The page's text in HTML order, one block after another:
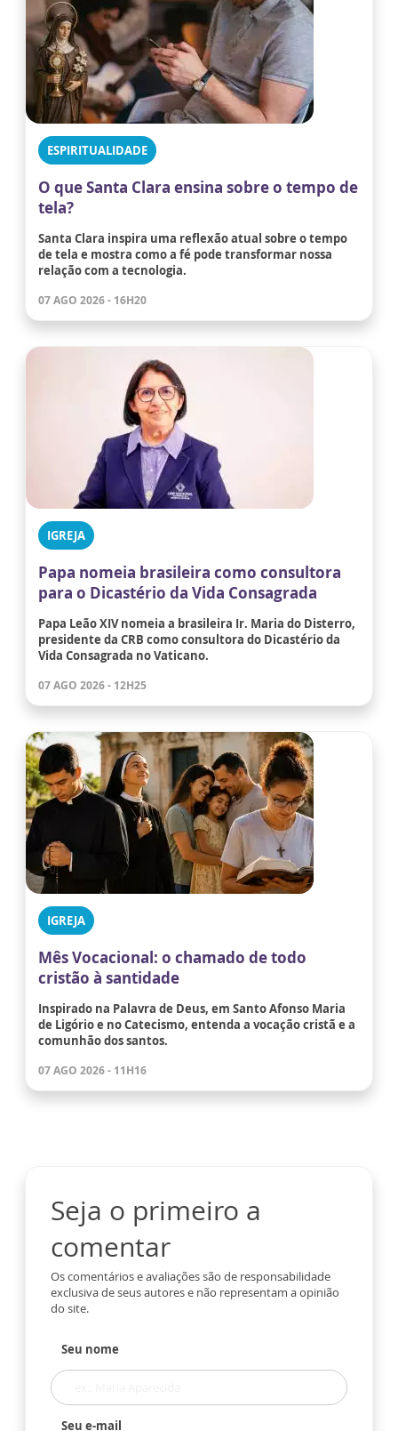
ESPIRITUALIDADE
O que Santa Clara ensina sobre o tempo de
tela?
Santa Clara inspira uma reflexão atual sobre o tempo
de tela e mostra como a fé pode transformar nossa
relação com a tecnologia.
07 AGO 2026 - 16H20
IGREJA
Papa nomeia brasileira como consultora
para o Dicastério da Vida Consagrada
Papa Leão XIV nomeia a brasileira Ir. Maria do Disterro,
presidente da CRB como consultora do Dicastério da
Vida Consagrada no Vaticano.
07 AGO 2026 - 12H25
IGREJA
Mês Vocacional: o chamado de todo
cristão à santidade
Inspirado na Palavra de Deus, em Santo Afonso Maria
de Ligório e no Catecismo, entenda a vocação cristã e a
comunhão dos santos.
07 AGO 2026 - 11H16
Seja o primeiro a
comentar
Os comentários e avaliações são de responsabilidade
exclusiva de seus autores e não representam a opinião
do site.
Seu nome
Seu e-mail